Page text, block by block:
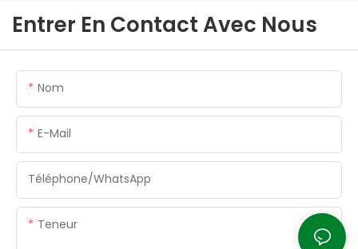
Entrer En Contact Avec Nous
Nom
E-Mail
Téléphone/WhatsApp
Teneur